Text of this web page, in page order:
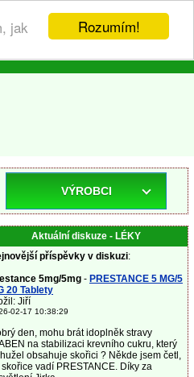
Rozumím!
jak
VÝROBCI
Aktuální diskuze - LÉKY
příspěvky v diskuzi:
5mg/5mg - PRESTANCE 5 MG/5
20 Tablety
Jiří
02-17 10:38:29
den, mohu brát idoplněk stravy
na stabilizaci krevního cukru, který
obsahuje skořici ? Někde jsem četl,
vadí PRESTANCE. Díky za